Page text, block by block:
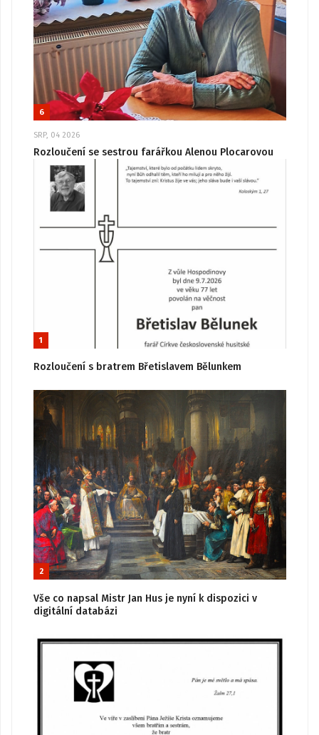
6
SRP, 04 2026
Rozloučení se sestrou farářkou Alenou Plocarovou
1
Rozloučení s bratrem Břetislavem Bělunkem
2
Vše co napsal Mistr Jan Hus je nyní k dispozici v
digitální databázi